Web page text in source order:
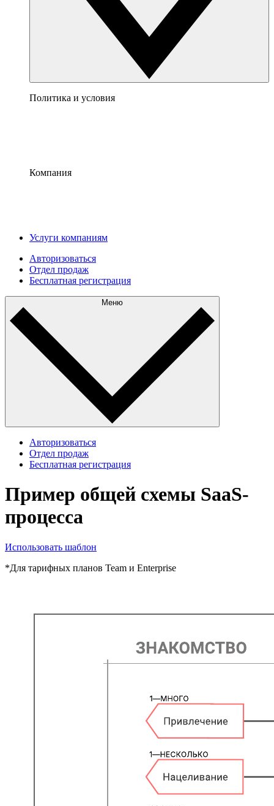
Политика и условия
Компания
Услуги компаниям
Авторизоваться
Отдел продаж
Бесплатная регистрация
Меню
Авторизоваться
Отдел продаж
Бесплатная регистрация
Пример общей схемы SaaS-
процесса
Использовать шаблон
*Для тарифных планов Team и Enterprise